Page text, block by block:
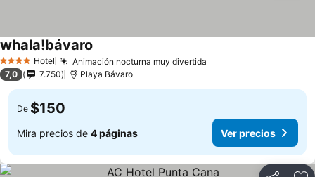
4 EstrellasHotel Animación nocturna muy divertida
whala!bávaro
7,0 7.750 Playa Bávaro
De $150
Mira precios de 4 páginas Ver precios